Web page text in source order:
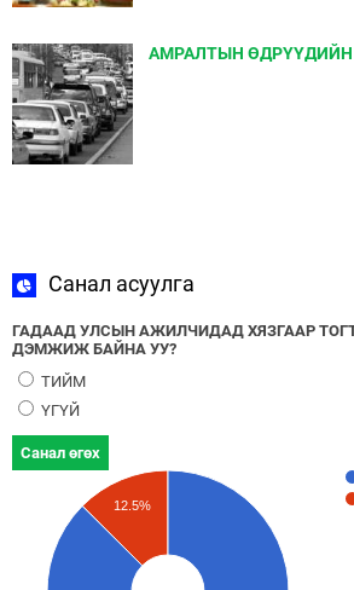
АМРАЛТЫН
Санал асуулга
ГАДААД УЛСЫН АЖИЛЧИДАД ХЯЗГААР
ДЭМЖИЖ БАЙНА УУ?
ТИЙМ
ҮГҮЙ
Санал өгөх
12.5%